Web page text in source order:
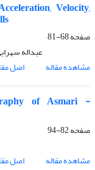
Velocity,
صفحه68-81
عبداله
مشاهده مقاله
اصل
of Asmari -
صفحه82-94
مشاهده مقاله
اصل